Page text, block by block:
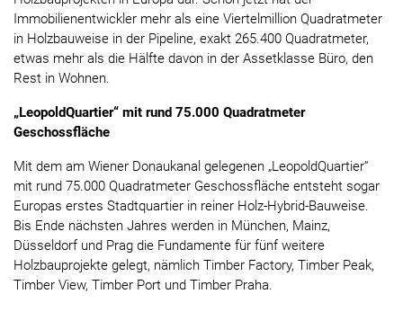
Immobilienentwickler mehr als eine Viertelmillion Quadratmeter
in Holzbauweise in der Pipeline, exakt 265.400 Quadratmeter,
etwas mehr als die Hälfte davon in der Assetklasse Büro, den
Rest in Wohnen.
„LeopoldQuartier“ mit rund 75.000 Quadratmeter
Geschossfläche
Mit dem am Wiener Donaukanal gelegenen „LeopoldQuartier“
mit rund 75.000 Quadratmeter Geschossfläche entsteht sogar
Europas erstes Stadtquartier in reiner Holz-Hybrid-Bauweise.
Bis Ende nächsten Jahres werden in München, Mainz,
Düsseldorf und Prag die Fundamente für fünf weitere
Holzbauprojekte gelegt, nämlich Timber Factory, Timber Peak,
Timber View, Timber Port und Timber Praha.